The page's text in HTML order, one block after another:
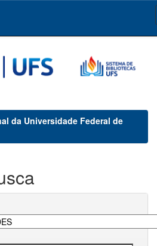
da Universidade Federal de